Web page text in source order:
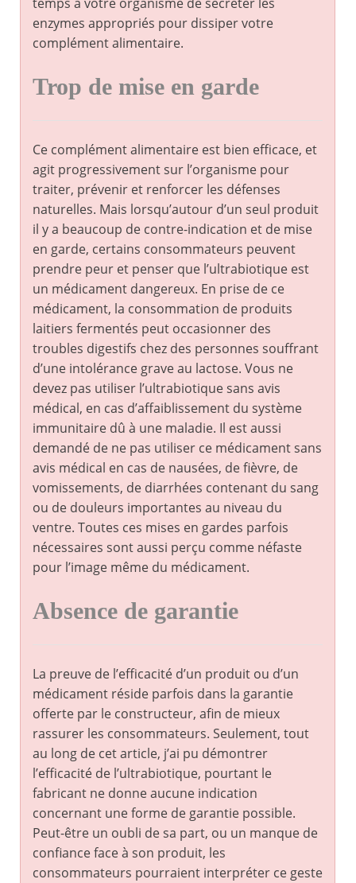
enzymes appropriés pour dissiper votre
complément alimentaire.
Trop de mise en garde
Ce complément alimentaire est bien efficace, et
agit progressivement sur l’organisme pour
traiter, prévenir et renforcer les défenses
naturelles. Mais lorsqu’autour d’un seul produit
il y a beaucoup de contre-indication et de mise
en garde, certains consommateurs peuvent
prendre peur et penser que l’ultrabiotique est
un médicament dangereux. En prise de ce
médicament, la consommation de produits
laitiers fermentés peut occasionner des
troubles digestifs chez des personnes souffrant
d’une intolérance grave au lactose. Vous ne
devez pas utiliser l’ultrabiotique sans avis
médical, en cas d’affaiblissement du système
immunitaire dû à une maladie. Il est aussi
demandé de ne pas utiliser ce médicament sans
avis médical en cas de nausées, de fièvre, de
vomissements, de diarrhées contenant du sang
ou de douleurs importantes au niveau du
ventre. Toutes ces mises en gardes parfois
nécessaires sont aussi perçu comme néfaste
pour l’image même du médicament.
Absence de garantie
La preuve de l’efficacité d’un produit ou d’un
médicament réside parfois dans la garantie
offerte par le constructeur, afin de mieux
rassurer les consommateurs. Seulement, tout
au long de cet article, j’ai pu démontrer
l’efficacité de l’ultrabiotique, pourtant le
fabricant ne donne aucune indication
concernant une forme de garantie possible.
Peut-être un oubli de sa part, ou un manque de
confiance face à son produit, les
consommateurs pourraient interpréter ce geste